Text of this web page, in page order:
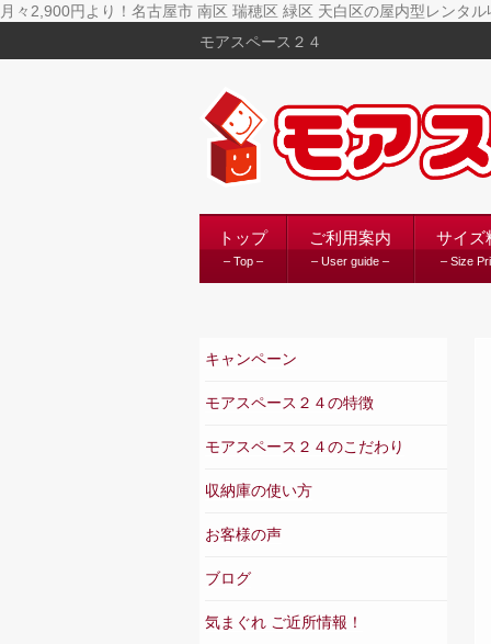
月々2,900円より！名古屋市 南区 瑞穂区 緑区 天白区の屋内型レン
モアスペース２４
トップ
– Top –
ご利用案内
– User guide –
サイズ
– Size
キャンペーン
モアスペース２４の特徴
モアスペース２４のこだわり
収納庫の使い方
お客様の声
ブログ
気まぐれ ご近所情報！